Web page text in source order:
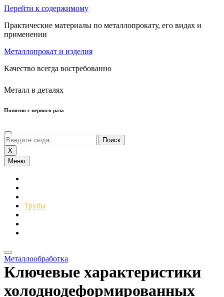
Перейти к содержимому
Практические материалы по металлопрокату, его видах и
применении
Металлопрокат и изделия
Качество всегда востребованно
Металл в деталях
Понятно с первого раза
X
Меню
Трубы
Металлообработка
Ключевые характеристики
холоднодеформированных